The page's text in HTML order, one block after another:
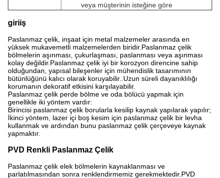
veya müşterinin isteğine göre
giriiş
Paslanmaz çelik, inşaat için metal malzemeler arasında en
yüksek mukavemetli malzemelerden biridir.Paslanmaz çelik
bölmelerin aşınması, çukurlaşması, paslanması veya aşınması
kolay değildir.Paslanmaz çelik iyi bir korozyon direncine sahip
olduğundan, yapısal bileşenler için mühendislik tasarımının
bütünlüğünü kalıcı olarak koruyabilir..Uzun süreli dayanıklılığı
korumanın dekoratif etkisini karşılayabilir.
Paslanmaz çelik perde bölme ve oda bölücü yapmak için
genellikle iki yöntem vardır:
Birincisi paslanmaz çelik borularla kesilip kaynak yapılarak yapılır;
İkinci yöntem, lazer içi boş kesim için paslanmaz çelik bir levha
kullanmak ve ardından bunu paslanmaz çelik çerçeveye kaynak
yapmaktır.
PVD Renkli Paslanmaz Çelik
Paslanmaz çelik elek bölmelerin kaynaklanması ve
parlatılmasından sonra renklendirmemiz gerekmektedir.PVD